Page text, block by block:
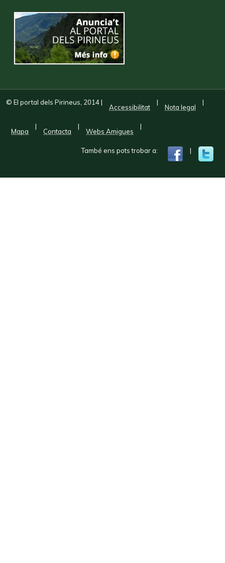
© El portal dels Pirineus, 2014|
Accessibilitat
|
Nota legal
|
Mapa
|
Contacta
|
Webs Amigues
|
També ens pots trobar a: |